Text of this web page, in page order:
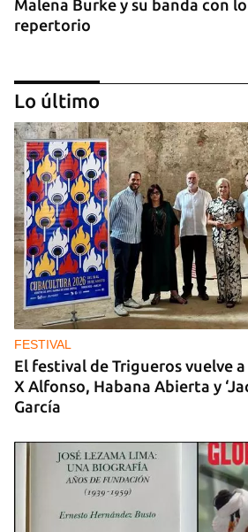
Malena Burke y su banda con
repertorio
Arturo Sandoval en concierto
Valdés
Lo último
FESTIVAL
El festival de Trigueros vuelve
X Alfonso, Habana Abierta y
García